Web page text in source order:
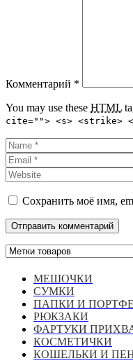
Комментарий *
You may use these HTML
cite=""> <s> <strike>
Сохранить моё имя,
МЕШОЧКИ
СУМКИ
ПАПКИ И
РЮКЗАКИ
ФАРТУКИ
КОСМЕТИЧКИ
КОШЕЛЬКИ И